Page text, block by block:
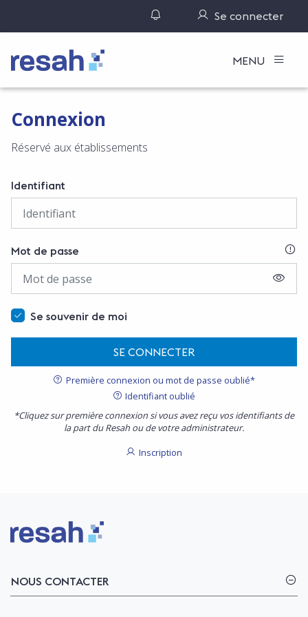
Gérer ses notifications
Se connecter
Logo Resah MENU
Connexion
Réservé aux établissements
Identifiant
Mot de passe
Se souvenir de moi
SE CONNECTER
Première connexion ou mot de passe oublié*
Identifiant oublié
*Cliquez sur première connexion si vous avez reçu vos identifiants de
la part du Resah ou de votre administrateur.
Inscription
Logo Resah
NOUS CONTACTER